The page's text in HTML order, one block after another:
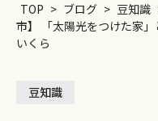
TOP > ブログ > 豆知識
市】 「太陽光をつけた家
いくら
豆知識